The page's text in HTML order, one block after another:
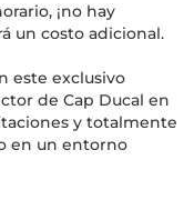
¡no hay
un costo adicional.
este exclusivo
de Cap Ducal en
y totalmente
en un entorno